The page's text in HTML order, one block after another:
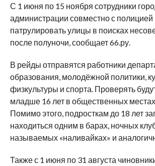
С 1 июня по 15 ноября сотрудники
администрации совместно с полицией
патрулировать улицы в поисках
после полуночи, сообщает 66.ру.
В рейды отправятся работники
образования, молодёжной политики,
физкультуры и спорта. Проверять
младше 16 лет в общественных
Помимо этого, подросткам до 18 лет
находиться одним в барах, ночных
называемых «наливайках» и
Также с 1 июня по 31 августа